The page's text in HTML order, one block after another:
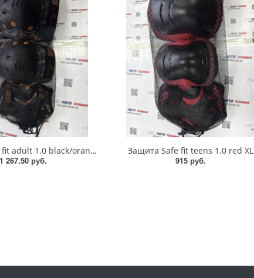
Защита Safe fit adult 1.0 black/orange S
1 267.50 руб.
Защита Safe fit teens 1.0 red XL
915 руб.